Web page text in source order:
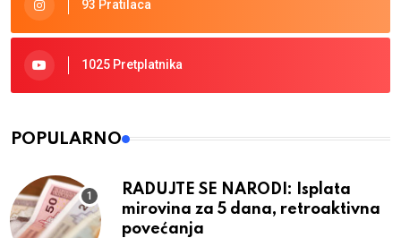
93 Pratilaca
1025 Pretplatnika
POPULARNO
RADUJTE SE NARODI: Isplata
mirovina za 5 dana, retroaktivna
povećanja